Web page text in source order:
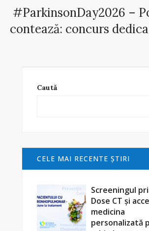
#ParkinsonDay2026 –
contează: concurs
Caută
CELE MAI RECENTE ŞTIRI
Screeningul
Dose CT și
medicina
personalizată